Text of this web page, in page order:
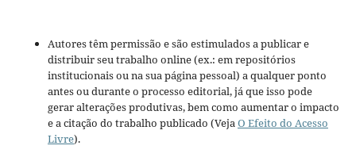
Autores têm permissão e são estimulados a publicar e
distribuir seu trabalho online (ex.: em repositórios
institucionais ou na sua página pessoal) a qualquer ponto
antes ou durante o processo editorial, já que isso pode
gerar alterações produtivas, bem como aumentar o impacto
e a citação do trabalho publicado (VejaO Efeito do Acesso
Livre).